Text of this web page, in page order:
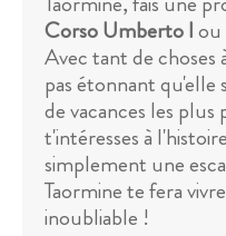
Corso Umberto Iou
Avec tant de choses
pas étonnant qu'elle
de vacances les
t'intéresses à
simplement une
Taormine te fera
inoubliable !